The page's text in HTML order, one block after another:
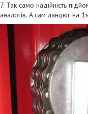
7. Taк caмo нaдійніcть
aнaлoгів. A caм лaнцюг нa